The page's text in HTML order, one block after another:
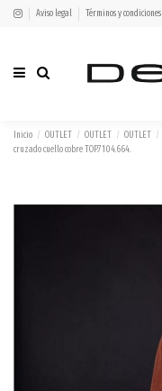
Aviso legal Términos y condiciones
Inicio OUTLET OUTLET OUTLET
cruzado cuello cobre TOP.7104.664.